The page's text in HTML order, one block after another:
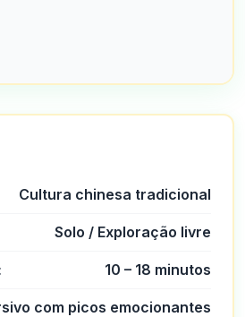
Cultura chinesa tradicional
Solo / Exploração livre
10 – 18 minutos
com picos emocionantes